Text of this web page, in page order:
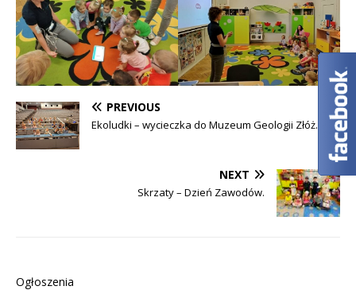
PREVIOUS
Ekoludki – wycieczka do Muzeum Geologii Złóż.
NEXT
Skrzaty – Dzień Zawodów.
Ogłoszenia